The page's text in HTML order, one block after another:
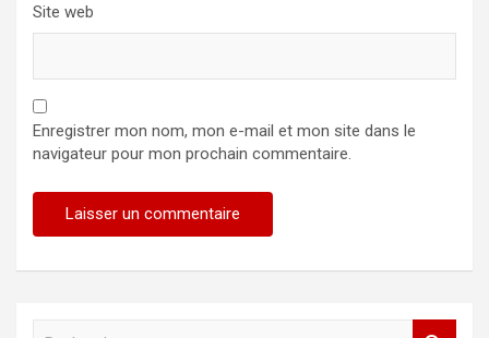
Site web
Enregistrer mon nom, mon e-mail et mon site dans le
navigateur pour mon prochain commentaire.